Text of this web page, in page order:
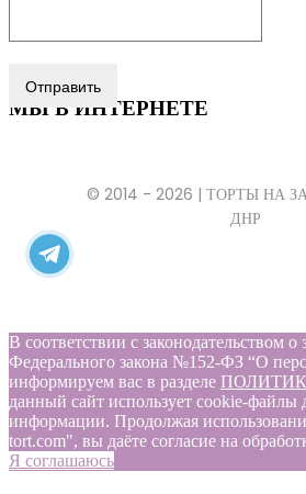
Отправить
МЫ В ИНТЕРНЕТЕ
© 2014 - 2026 | ТОРТЫ НА
ДНР
В соответствии с законодательством
Федерального закона №152-ФЗ “О
информируем вас в разделе
данный сайт использует cookie-файлы
информации. Продолжая
tort.com", вы даёте согласие на
Я соглашаюсь